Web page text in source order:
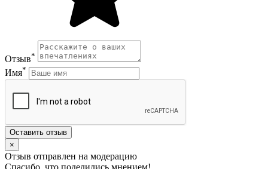
Отзыв*
Имя*
Оставить отзыв
×
Отзыв отправлен на модерацию
Спасибо, что поделились мнением!